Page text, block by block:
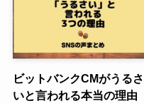
ビットバンクCMがうるさ
いと言われる本当の理由